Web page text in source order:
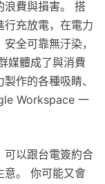
浪費與損害。 搭
行充放電，在電力
全可靠無汙染，
媒體成了與消費
作的各種吸睛、
Workspace 一
可以跟台電簽約合
意。 你可能又會